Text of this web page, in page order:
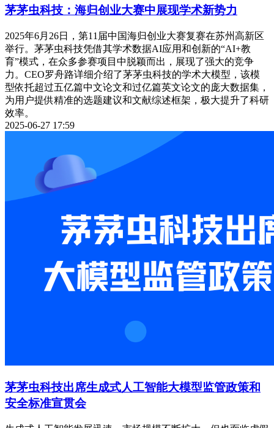
茅茅虫科技：海归创业大赛中展现学术新势力
2025年6月26日，第11届中国海归创业大赛复赛在苏州高新区
举行。茅茅虫科技凭借其学术数据AI应用和创新的“AI+教
育”模式，在众多参赛项目中脱颖而出，展现了强大的竞争
力。CEO罗舟路详细介绍了茅茅虫科技的学术大模型，该模
型依托超过五亿篇中文论文和过亿篇英文论文的庞大数据集，
为用户提供精准的选题建议和文献综述框架，极大提升了科研
效率。
2025-06-27 17:59
茅茅虫科技出席生成式人工智能大模型监管政策和
安全标准宣贯会